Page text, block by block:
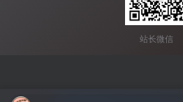
站长微信